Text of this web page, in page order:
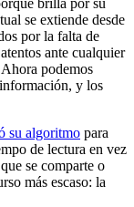
se extiende desde
por la falta de
ante cualquier
podemos
y los
su algoritmo para
de lectura en vez
se comparte o
más escaso: la